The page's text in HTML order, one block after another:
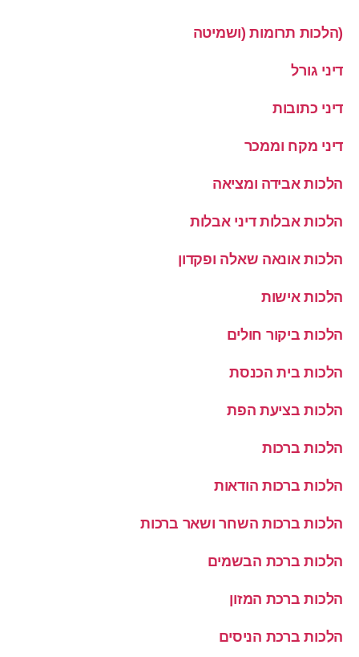
(הלכות תרומות (ושמיטה
דיני גורל
דיני כתובות
דיני מקח וממכר
הלכות אבידה ומציאה
הלכות אבלות דיני אבלות
הלכות אונאה שאלה ופקדון
הלכות אישות
הלכות ביקור חולים
הלכות בית הכנסת
הלכות בציעת הפת
הלכות ברכות
הלכות ברכות הודאות
הלכות ברכות השחר ושאר ברכות
הלכות ברכת הבשמים
הלכות ברכת המזון
הלכות ברכת הניסים